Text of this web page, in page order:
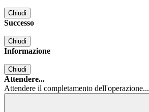
Chiudi
Successo
Chiudi
Informazione
Chiudi
Attendere...
Attendere il completamento dell'operazione...